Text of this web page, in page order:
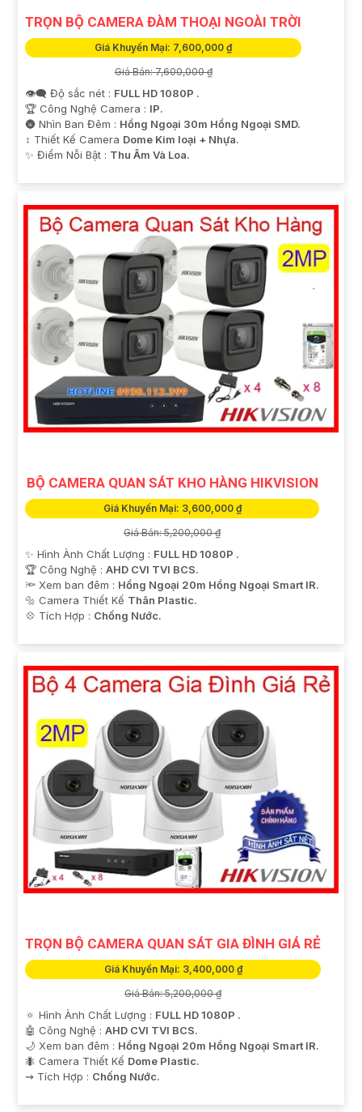
TRỌN BỘ CAMERA ĐÀM THOẠI NGOÀI TRỜI
Giá Khuyến Mại: 7,600,000 ₫
Giá Bán: 7,600,000 ₫
👁️‍🗨 Độ sắc nét : FULL HD 1080P .
🏆 Công Nghệ Camera : IP.
🌚 Nhìn Ban Đêm : Hồng Ngoại 30m Hồng Ngoại SMD.
↕️ Thiết Kế Camera Dome Kim loại + Nhựa.
️✨ Điểm Nỗi Bật : Thu Âm Và Loa.
BỘ CAMERA QUAN SÁT KHO HÀNG HIKVISION
Giá Khuyến Mại: 3,600,000 ₫
Giá Bán: 5,200,000 ₫
✨ Hình Ành Chất Lượng : FULL HD 1080P .
🏆 Công Nghệ : AHD CVI TVI BCS.
🔦 Xem ban đêm : Hồng Ngoại 20m Hồng Ngoại Smart IR.
🔩 Camera Thiết Kế Thân Plastic.
️💠 Tích Hợp : Chống Nước.
TRỌN BỘ CAMERA QUAN SÁT GIA ĐÌNH GIÁ RẺ
Giá Khuyến Mại: 3,400,000 ₫
Giá Bán: 5,200,000 ₫
🔅 Hình Ành Chất Lượng : FULL HD 1080P .
🤖️ Công Nghệ : AHD CVI TVI BCS.
🌙 Xem ban đêm : Hồng Ngoại 20m Hồng Ngoại Smart IR.
🐜 Camera Thiết Kế Dome Plastic.
️⇝ Tích Hợp : Chống Nước.